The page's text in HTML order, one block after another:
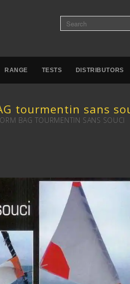
RANGE TESTS DISTRIBUTORS
tourmentin sans
BAG TOURMENTIN SANS SOUCI